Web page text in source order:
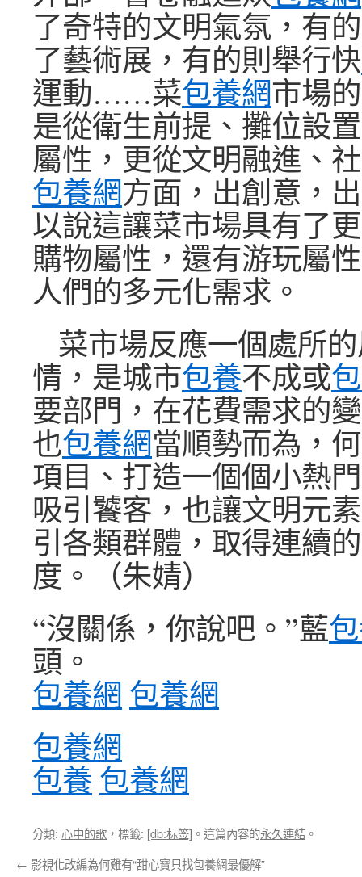
了奇特的文明氣氛，有
了藝術展，有的則舉行快
運動……菜包養網市場
是從衛生前提、攤位設
屬性，更從文明融進、
包養網方面，出創意，
以說這讓菜市場具有了
購物屬性，還有游玩屬
人們的多元化需求。
菜市場反應一個處所
情，是城市包養不成或
要部門，在花費需求的
也包養網當順勢而為，
項目、打造一個個小熱
吸引饕客，也讓文明元
引各類群體，取得連續
度。（朱婧）
“沒關係，你說吧。”藍
頭。
包養網 包養網
包養網
包養 包養網
分類: 心中的歌 ，標籤: [db:标签] 。這篇內容的永久連結 。
← 影視化改編為何難有“甜心寶貝找包養網最優解”